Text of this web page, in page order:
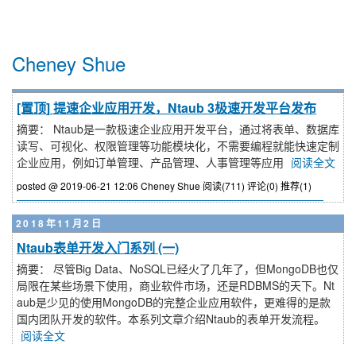
Cheney Shue
[置顶]提速企业应用开发，Ntaub 3极速开发平台发布
摘要： Ntaub是一款极速企业应用开发平台，通过将表单、数据库
读写、可视化、权限管理等功能模块化，不需要编程就能快速定制
企业应用，例如订单管理、产品管理、人事管理等应用 阅读全文
posted @ 2019-06-21 12:06 Cheney Shue 阅读(711) 评论(0) 推荐(1)
2018年11月2日
Ntaub表单开发入门系列 (一)
摘要： 尽管Big Data、NoSQL已经火了几年了，但MongoDB也仅
局限在某些场景下使用，商业软件市场，还是RDBMS的天下。Nt
aub是少见的使用MongoDB的完整企业应用软件，更难得的是款
国内团队开发的软件。本系列文章介绍Ntaub的表单开发流程。
阅读全文